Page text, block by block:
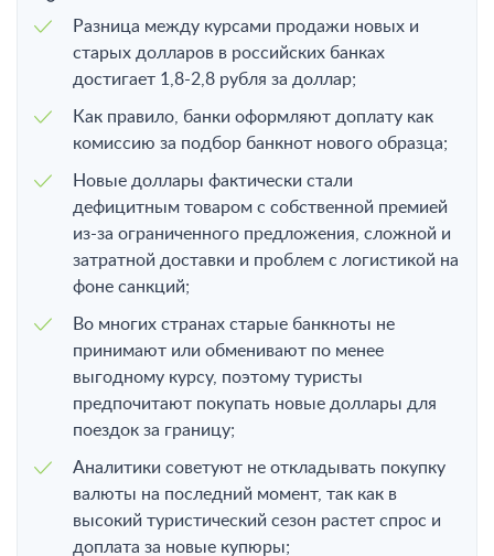
Разница между курсами продажи новых и
старых долларов в российских банках
достигает 1,8-2,8 рубля за доллар;
Как правило, банки оформляют доплату как
комиссию за подбор банкнот нового образца;
Новые доллары фактически стали
дефицитным товаром с собственной премией
из-за ограниченного предложения, сложной и
затратной доставки и проблем с логистикой на
фоне санкций;
Во многих странах старые банкноты не
принимают или обменивают по менее
выгодному курсу, поэтому туристы
предпочитают покупать новые доллары для
поездок за границу;
Аналитики советуют не откладывать покупку
валюты на последний момент, так как в
высокий туристический сезон растет спрос и
доплата за новые купюры;